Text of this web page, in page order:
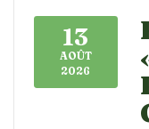
13
AOÛT
2026